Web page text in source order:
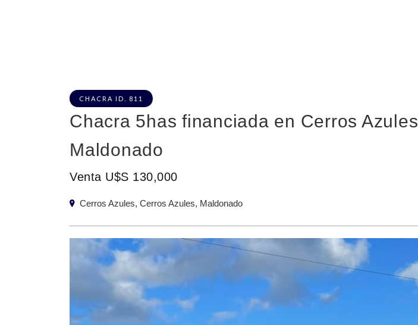
CHACRA ID. 811
Chacra 5has financiada en Cerros Azules
Maldonado
Venta U$S 130,000
Cerros Azules, Cerros Azules, Maldonado